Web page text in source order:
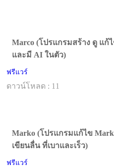
Marco (โปรแกรมสร้าง ดู แก้
และมี AI ในตัว)
ฟรีแวร์
ดาวน์โหลด : 11
Marko (โปรแกรมแก้ไข
เขียนลื่น ที่เบาและเร็ว)
ฟรีแวร์